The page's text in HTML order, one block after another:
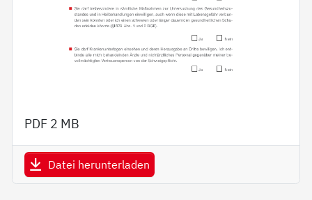
PDF 2 MB
Datei herunterladen